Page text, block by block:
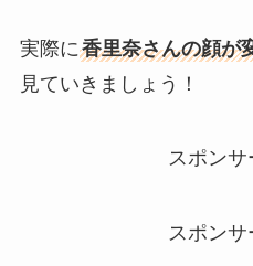
実際に香里奈さんの顔が
見ていきましょう！
スポンサ
スポンサ